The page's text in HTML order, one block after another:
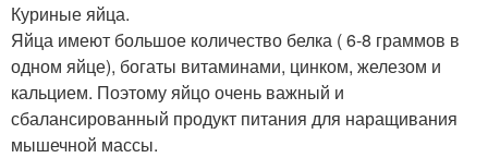
Куриные яйца.
Яйца имеют большое количество белка ( 6-8 граммов в
одном яйце), богаты витаминами, цинком, железом и
кальцием. Поэтому яйцо очень важный и
сбалансированный продукт питания для наращивания
мышечной массы.